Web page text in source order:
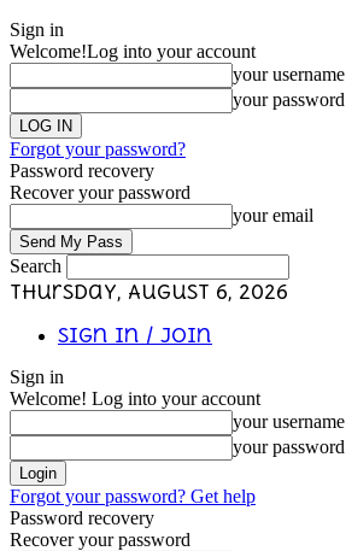
Sign in
Welcome!Log into your account
your username
your password
Forgot your password?
Password recovery
Recover your password
your email
Search
Thursday, August 6, 2026
Sign in / Join
Sign in
Welcome! Log into your account
your username
your password
Forgot your password? Get help
Password recovery
Recover your password